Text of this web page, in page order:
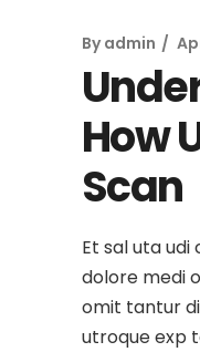
By admin
How
Scan
Et sal uta
dolore medi
omit tantur
utroque exp